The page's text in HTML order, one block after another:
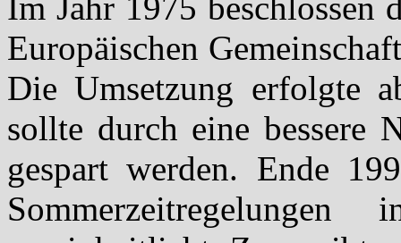
Europäischen
Die Umsetzung erfolgte
sollte durch eine bessere
gespart werden. Ende